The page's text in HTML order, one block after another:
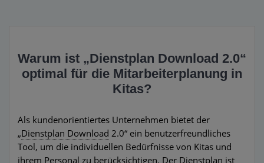
Warum ist „Dienstplan Download 2.0“
optimal für die Mitarbeiterplanung in
Kitas?
Als kundenorientiertes Unternehmen bietet der
„Dienstplan Download 2.0“ ein benutzerfreundliches
Tool, um die individuellen Bedürfnisse von Kitas und
ihrem Personal zu berücksichtigen. Der Dienstplan ist